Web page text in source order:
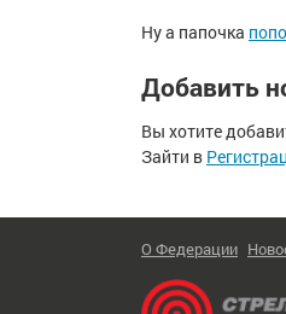
Ну а папочка
Добавить
Вы хотите
Зайти в
О Федерации